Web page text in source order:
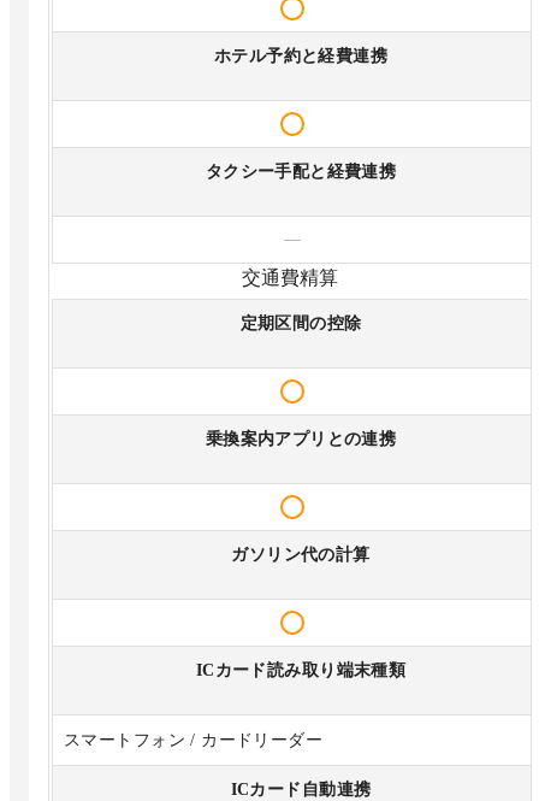
ホテル予約と経費連携
タクシー手配と経費連携
—
交通費精算
定期区間の控除
乗換案内アプリとの連携
ガソリン代の計算
ICカード読み取り端末種類
スマートフォン / カードリーダー
ICカード自動連携